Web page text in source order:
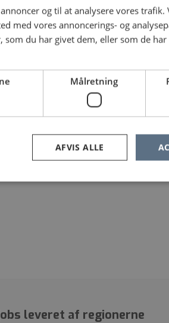
leveret af regionerne
og til at analysere vores trafik.
med vores annoncerings- og
du har givet dem, eller som de
Målretning
AFVIS ALLE